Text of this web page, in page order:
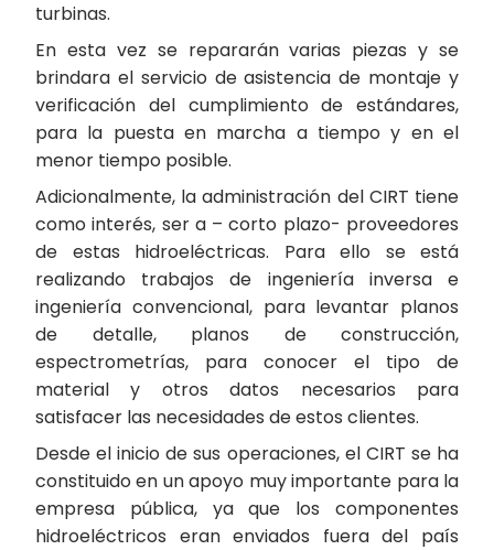
turbinas.
En esta vez se repararán varias piezas y se
brindara el servicio de asistencia de montaje y
verificación del cumplimiento de estándares,
para la puesta en marcha a tiempo y en el
menor tiempo posible.
Adicionalmente, la administración del CIRT tiene
como interés, ser a – corto plazo- proveedores
de estas hidroeléctricas. Para ello se está
realizando trabajos de ingeniería inversa e
ingeniería convencional, para levantar planos
de detalle, planos de construcción,
espectrometrías, para conocer el tipo de
material y otros datos necesarios para
satisfacer las necesidades de estos clientes.
Desde el inicio de sus operaciones, el CIRT se ha
constituido en un apoyo muy importante para la
empresa pública, ya que los componentes
hidroeléctricos eran enviados fuera del país